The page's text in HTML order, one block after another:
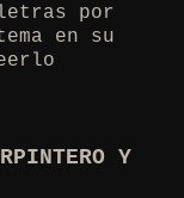
por
en su
Y